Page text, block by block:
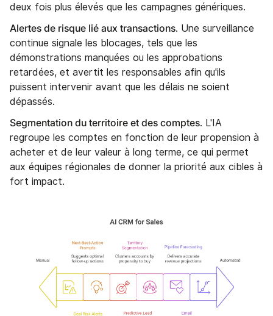
deux fois plus élevés que les campagnes génériques.
Alertes de risque lié aux transactions. Une surveillance
continue signale les blocages, tels que les
démonstrations manquées ou les approbations
retardées, et avertit les responsables afin qu'ils
puissent intervenir avant que les délais ne soient
dépassés.
Segmentation du territoire et des comptes. L'IA
regroupe les comptes en fonction de leur propension à
acheter et de leur valeur à long terme, ce qui permet
aux équipes régionales de donner la priorité aux cibles à
fort impact.